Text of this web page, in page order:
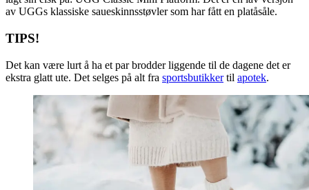
av UGGs klassiske saueskinnsstøvler som har fått en platåsåle.
TIPS!
Det kan være lurt å ha et par brodder liggende til de dagene det er
ekstra glatt ute. Det selges på alt fra sportsbutikkertil apotek.